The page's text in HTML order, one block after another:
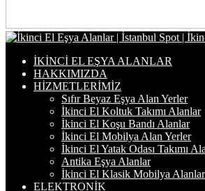
İKINCI EL EŞYA ALANLAR
HAKKIMIZDA
HIZMETLERIMIZ
Sıfır Beyaz Eşya Alan Yerler
İkinci El Koltuk Takımı Alanlar
İkinci El Koşu Bandı Alanlar
İkinci El Mobilya Alan Yerler
İkinci El Yatak Odası Takımı
Antika Eşya Alanlar
İkinci El Klasik Mobilya Alanlar
ELEKTRONIK